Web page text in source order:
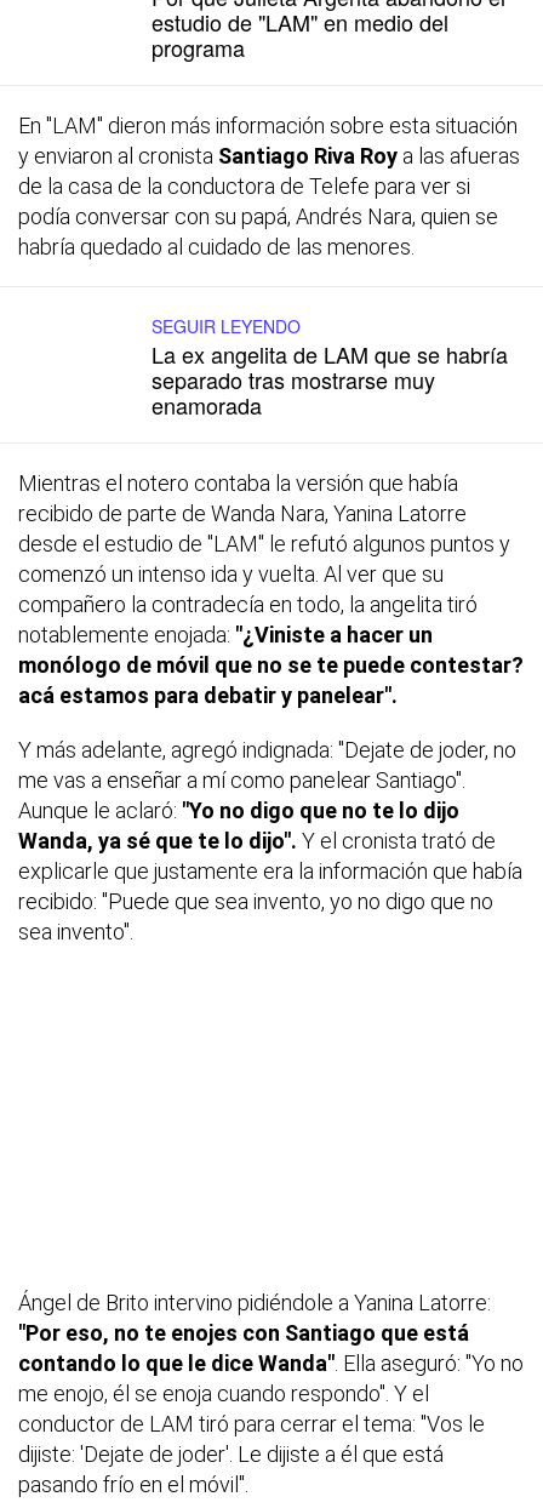
estudio de "LAM" en medio del
programa
En "LAM" dieron más información sobre esta situación
y enviaron al cronista Santiago Riva Roy a las afueras
de la casa de la conductora de Telefe para ver si
podía conversar con su papá, Andrés Nara, quien se
habría quedado al cuidado de las menores.
SEGUIR LEYENDO
La ex angelita de LAM que se habría
separado tras mostrarse muy
enamorada
Mientras el notero contaba la versión que había
recibido de parte de Wanda Nara, Yanina Latorre
desde el estudio de "LAM" le refutó algunos puntos y
comenzó un intenso ida y vuelta. Al ver que su
compañero la contradecía en todo, la angelita tiró
notablemente enojada: "¿Viniste a hacer un
monólogo de móvil que no se te puede contestar?
acá estamos para debatir y panelear".
Y más adelante, agregó indignada: "Dejate de joder, no
me vas a enseñar a mí como panelear Santiago".
Aunque le aclaró: "Yo no digo que no te lo dijo
Wanda, ya sé que te lo dijo". Y el cronista trató de
explicarle que justamente era la información que había
recibido: "Puede que sea invento, yo no digo que no
sea invento".
Ángel de Brito intervino pidiéndole a Yanina Latorre:
"Por eso, no te enojes con Santiago que está
contando lo que le dice Wanda". Ella aseguró: "Yo no
me enojo, él se enoja cuando respondo". Y el
conductor de LAM tiró para cerrar el tema: "Vos le
dijiste: 'Dejate de joder'. Le dijiste a él que está
pasando frío en el móvil".